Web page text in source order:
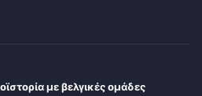
με βελγικές ομάδες